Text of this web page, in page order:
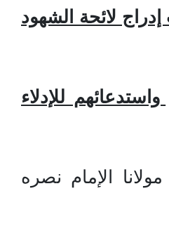
لائحة الشهود
واستدعائهم للإدلاء
الإمام نصره